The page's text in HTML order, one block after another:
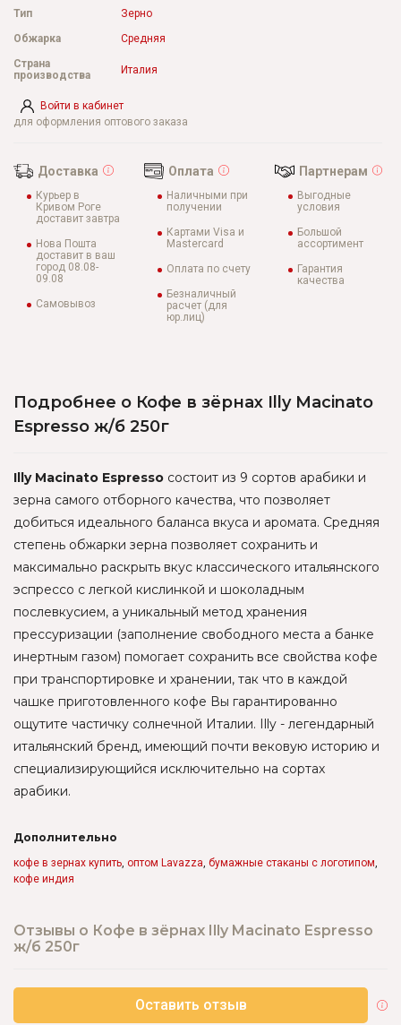
Войти в кабинет
для оформления оптового заказа
Тип
Зерно
Обжарка
Средняя
Страна
производства
Италия
Доставка
Курьер в
Кривом Роге
доставит завтра
Нова Пошта
доставит в ваш
город 08.08-
09.08
Самовывоз
Оплата
Наличными при
получении
Картами Visa и
Mastercard
Оплата по счету
Безналичный
расчет (для
юр.лиц)
Партнерам
Выгодные
условия
Большой
ассортимент
Гарантия
качества
Подробнее о Кофе в зёрнах Illy Macinato
Espresso ж/б 250г
Illy Macinato Espresso состоит из 9 сортов арабики и
зерна самого отборного качества, что позволяет
добиться идеального баланса вкуса и аромата. Средняя
степень обжарки зерна позволяет сохранить и
максимально раскрыть вкус классического итальянского
эспрессо с легкой кислинкой и шоколадным
послевкусием, а уникальный метод хранения
прессуризации (заполнение свободного места а банке
инертным газом) помогает сохранить все свойства кофе
при транспортировке и хранении, так что в каждой
чашке приготовленного кофе Вы гарантированно
ощутите частичку солнечной Италии. Illy - легендарный
итальянский бренд, имеющий почти вековую историю и
специализирующийся исключительно на сортах
арабики.
Дополнительно
кофе в зернах купить, оптом Lavazza, бумажные стаканы с логотипом,
кофе индия
Отзывы о Кофе в зёрнах Illy Macinato Espresso
ж/б 250г
Оставить отзыв